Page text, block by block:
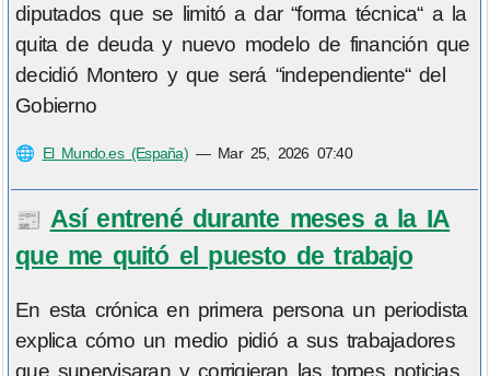
diputados que se limitó a dar “forma técnica“ a la
quita de deuda y nuevo modelo de financión que
decidió Montero y que será “independiente“ del
Gobierno
🌐 El Mundo.es (España)— Mar 25, 2026 07:40
📰 Así entrené durante meses a la IA
que me quitó el puesto de trabajo
En esta crónica en primera persona un periodista
explica cómo un medio pidió a sus trabajadores
que supervisaran y corrigieran las torpes noticias